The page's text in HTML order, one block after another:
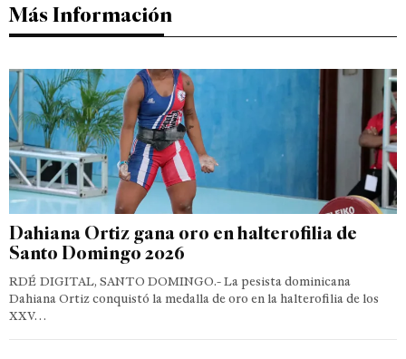
Más Información
Dahiana Ortiz gana oro en halterofilia de
Santo Domingo 2026
RDÉ DIGITAL, SANTO DOMINGO.- La pesista dominicana
Dahiana Ortiz conquistó la medalla de oro en la halterofilia de los
XXV…